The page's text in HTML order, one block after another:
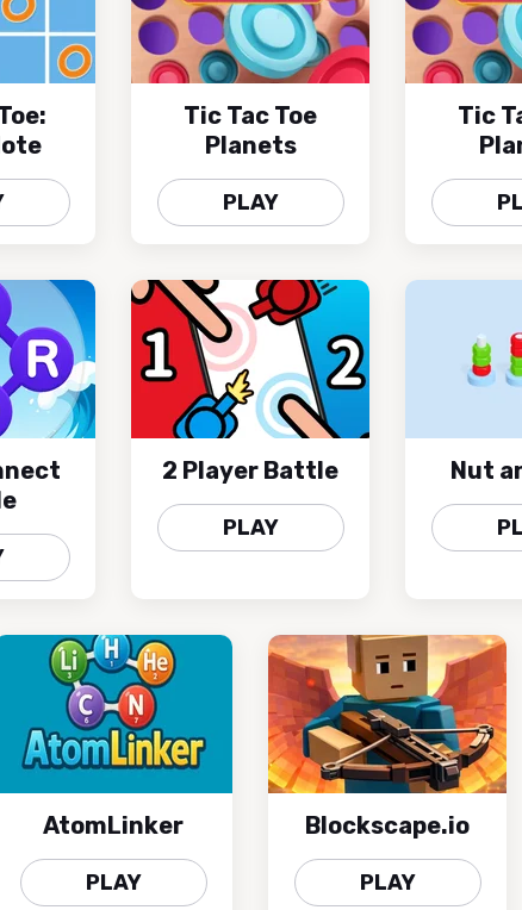
Tic Tac Toe
Planets
PLAY
Tic
2 Player Battle
PLAY
Nut
AtomLinker
PLAY
Blockscape.io
PLAY